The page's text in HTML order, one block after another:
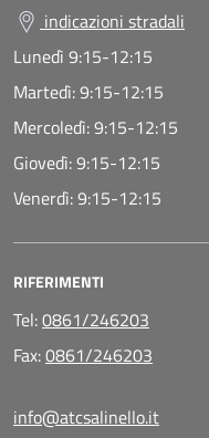
indicazioni stradali
Lunedì 9:15-12:15
Martedì:9:15-12:15
Mercoledì:9:15-12:15
Giovedì:9:15-12:15
Venerdì:9:15-12:15
RIFERIMENTI
Tel:0861/246203
Fax:0861/246203
info@atcsalinello.it